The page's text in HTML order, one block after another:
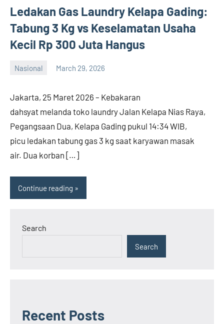
Ledakan Gas Laundry Kelapa Gading:
Tabung 3 Kg vs Keselamatan Usaha
Kecil Rp 300 Juta Hangus
Nasional March 29, 2026
Jakarta, 25 Maret 2026 – Kebakaran
dahsyat melanda toko laundry Jalan Kelapa Nias Raya,
Pegangsaan Dua, Kelapa Gading pukul 14:34 WIB,
picu ledakan tabung gas 3 kg saat karyawan masak
air. Dua korban […]
Continue reading
Search
Search
Recent Posts